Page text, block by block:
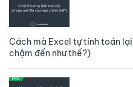
Cách mà Excel tự tính toán
chậm đến như thế?)